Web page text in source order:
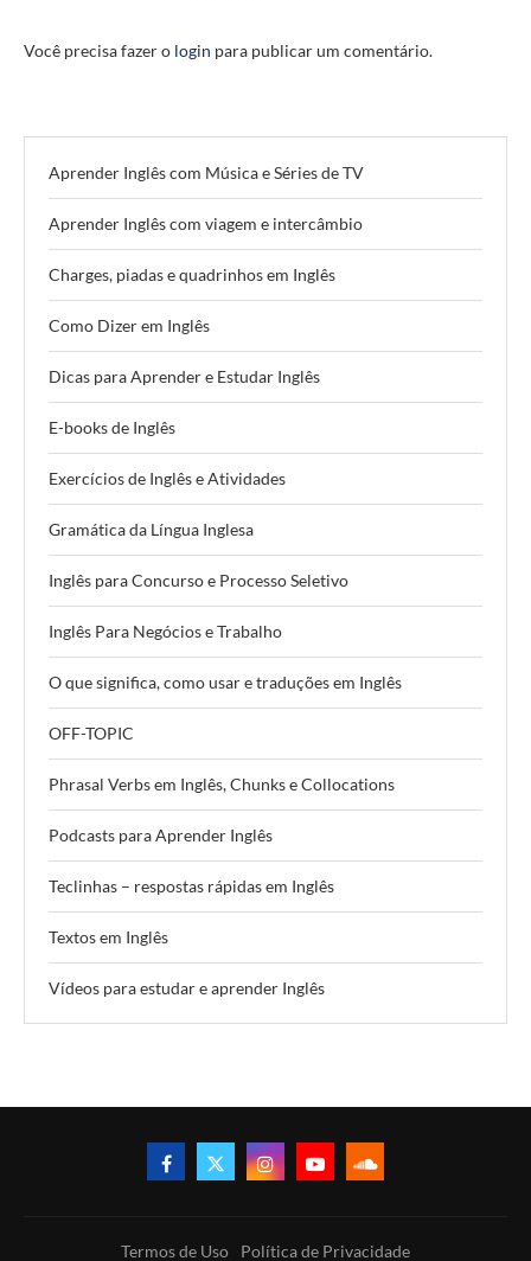
Você precisa fazer o login para publicar um comentário.
Aprender Inglês com Música e Séries de TV
Aprender Inglês com viagem e intercâmbio
Charges, piadas e quadrinhos em Inglês
Como Dizer em Inglês
Dicas para Aprender e Estudar Inglês
E-books de Inglês
Exercícios de Inglês e Atividades
Gramática da Língua Inglesa
Inglês para Concurso e Processo Seletivo
Inglês Para Negócios e Trabalho
O que significa, como usar e traduções em Inglês
OFF-TOPIC
Phrasal Verbs em Inglês, Chunks e Collocations
Podcasts para Aprender Inglês
Teclinhas – respostas rápidas em Inglês
Textos em Inglês
Vídeos para estudar e aprender Inglês
Termos de Uso Política de Privacidade